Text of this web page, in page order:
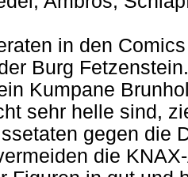
in den
Burg
Kumpane
sehr helle sind,
gegen die
die